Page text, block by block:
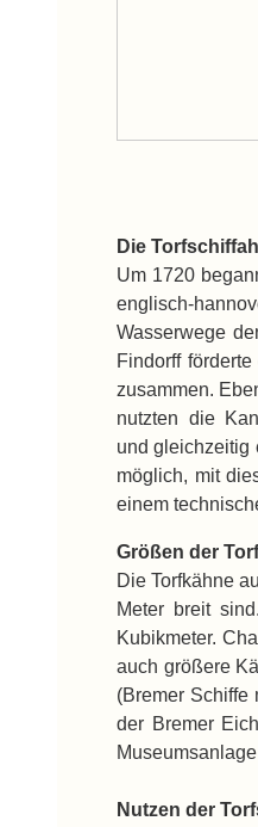
Die
Um 1720
englisch-
Wasserwege
Findorff
zusammen.
nutzten die
und gleichzeitig
möglich, mit
einem
Größen der
Die Torfkähne
Meter breit
Kubikmeter.
auch größere
(Bremer Schiffe
der Bremer
Nutzen der